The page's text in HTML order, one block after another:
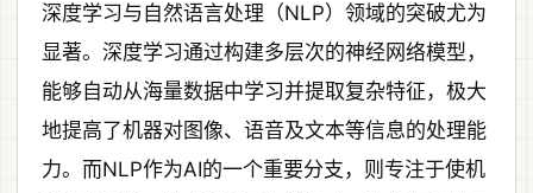
深度学习与自然语言处理（NLP）领域的突破尤为
显著。深度学习通过构建多层次的神经网络模型，
能够自动从海量数据中学习并提取复杂特征，极大
地提高了机器对图像、语音及文本等信息的处理能
力。而NLP作为AI的一个重要分支，则专注于使机